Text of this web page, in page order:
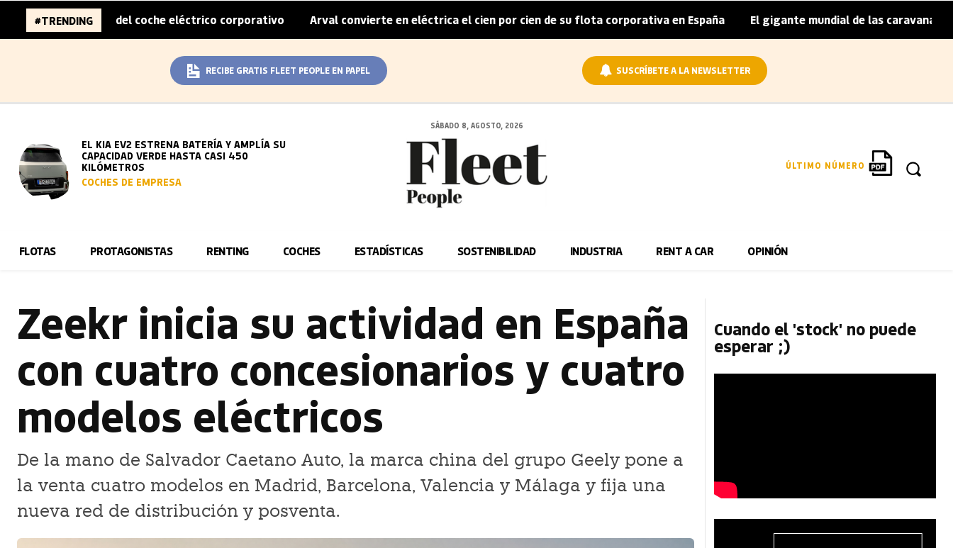
#TRENDING
del coche eléctrico corporativo | Arval convierte en eléctrica el cien por cien de su flota corporativa en España | El gigante mundial de las caravanas asume
RECIBE GRATIS FLEET PEOPLE EN PAPEL SUSCRÍBETE A LA NEWSLETTER
EL KIA EV2 ESTRENA BATERÍA Y AMPLÍA SU
CAPACIDAD VERDE HASTA CASI 450
KILÓMETROS
COCHES DE EMPRESA
SÁBADO 8, AGOSTO, 2026
ÚLTIMO NÚMERO
FLOTAS PROTAGONISTAS RENTING COCHES ESTADÍSTICAS SOSTENIBILIDAD INDUSTRIA RENT A CAR OPINIÓN
Zeekr inicia su actividad en España
con cuatro concesionarios y cuatro
modelos eléctricos
De la mano de Salvador Caetano Auto, la marca china del grupo Geely pone a
la venta cuatro modelos en Madrid, Barcelona, Valencia y Málaga y fija una
nueva red de distribución y posventa.
Cuando el 'stock' no puede
esperar ;)